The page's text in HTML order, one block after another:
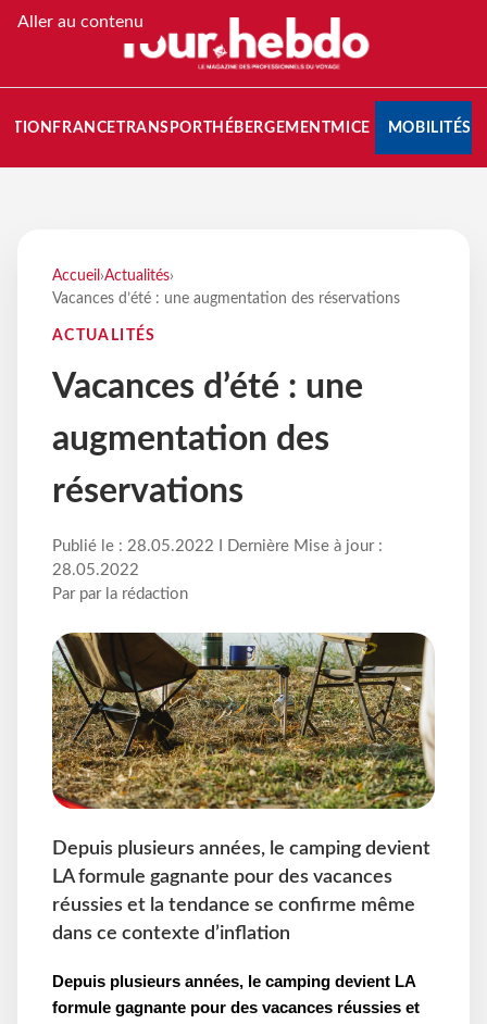
Aller au contenu
FRANCETRANSPORT HÉBERGEMENTMICE MOBILITÉS
Accueil ›Actualités›
Vacances d’été : une augmentation des réservations
ACTUALITÉS
Vacances d’été : une
augmentation des
réservations
Publié le : 28.05.2022 I Dernière Mise à jour :
28.05.2022
Par par la rédaction
Depuis plusieurs années, le camping devient
LA formule gagnante pour des vacances
réussies et la tendance se confirme même
dans ce contexte d’inflation
Depuis plusieurs années, le camping devient LA
formule gagnante pour des vacances réussies et